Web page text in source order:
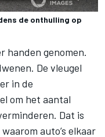
de onthulling op
handen genomen.
De vleugel
in de
om het aantal
Dat is
auto’s elkaar